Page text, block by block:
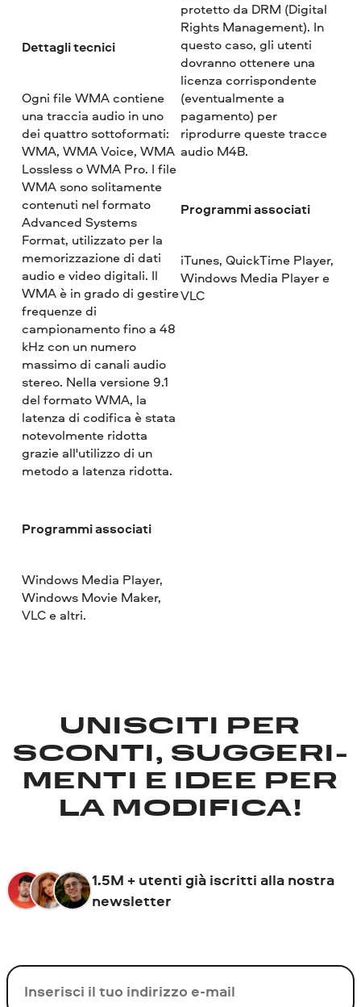
Dettagli tecnici
Ogni file WMA contiene
una traccia audio in uno
dei quattro sottoformati:
WMA, WMA Voice, WMA
Lossless o WMA Pro. I file
WMA sono solitamente
contenuti nel formato
Advanced Systems
Format, utilizzato per la
memorizzazione di dati
audio e video digitali. Il
WMA è in grado di gestire
frequenze di
campionamento fino a 48
kHz con un numero
massimo di canali audio
stereo. Nella versione 9.1
del formato WMA, la
latenza di codifica è stata
notevolmente ridotta
grazie all'utilizzo di un
metodo a latenza ridotta.
Programmi associati
Windows Media Player,
Windows Movie Maker,
VLC e altri.
protetto da DRM (Digital
Rights Management). In
questo caso, gli utenti
dovranno ottenere una
licenza corrispondente
(eventualmente a
pagamento) per
riprodurre queste tracce
audio M4B.
Programmi associati
iTunes, QuickTime Player,
Windows Media Player e
VLC
UNISCITI PER
SCONTI, SUGGERI­
MENTI E IDEE PER
LA MODIFICA!
1.5M + utenti già iscritti alla nostra
newsletter
La tua e-mail